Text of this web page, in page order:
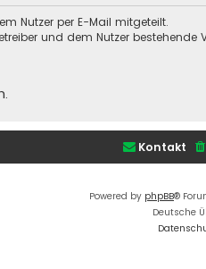
Nutzer per E-Mail mitgeteilt.
und dem Nutzer bestehende
Kontakt
Powered by phpBB®
Deutsche